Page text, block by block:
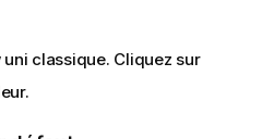
classique. Cliquez sur